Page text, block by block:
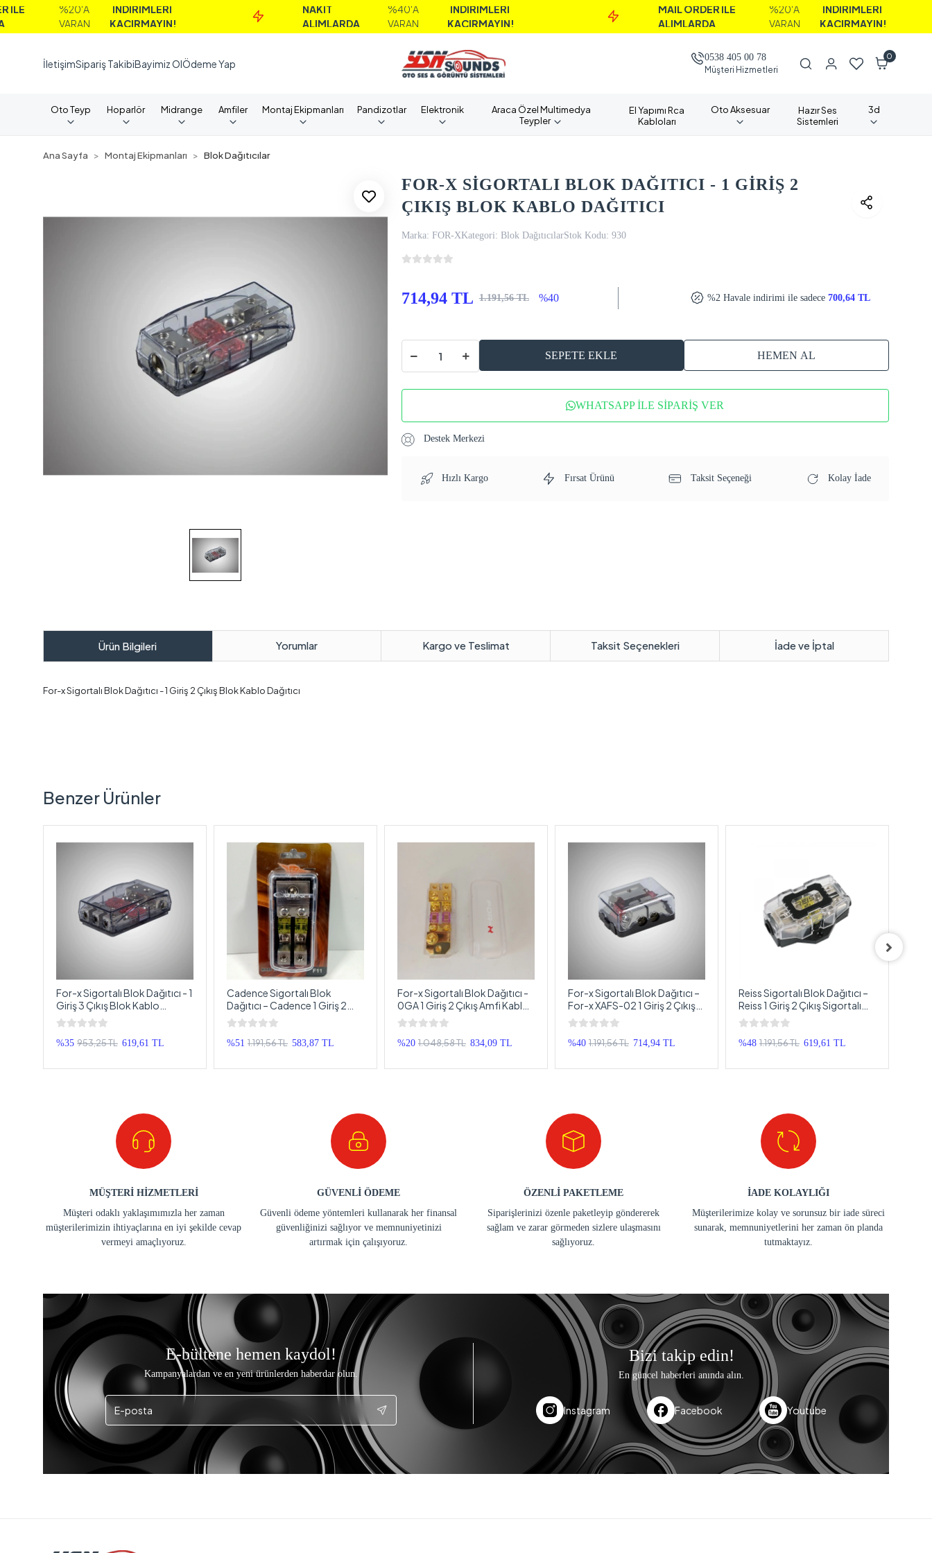
%20'A
İNDİRİMLERİ
KAÇIRMAYIN!
ALIMLARDA
VARAN
İNDİRİMLERİ
KAÇIRMAYIN!
MAİL ORDER İLE
ALIMLARDA
%20'A
İNDİRİMLERİ
KAÇIRMAYIN!
İletişimSipariş TakibiBayimiz OlÖdeme Yap
0538 405 00 78
Müşteri Hizmetleri
0
Oto Teyp Hoparlör Midrange Amfiler Montaj Ekipmanları Pandizotlar Elektronik
Araca Özel Multimedya
Teypler
El Yapımı Rca
Kabloları
Oto Aksesuar
Hazır Ses
Sistemleri
3d
Ana Sayfa Montaj Ekipmanları Blok Dağıtıcılar
FOR-X SİGORTALI BLOK DAĞITICI - 1 GİRİŞ 2
ÇIKIŞ BLOK KABLO DAĞITICI
Marka: FOR-XKategori: Blok DağıtıcılarStok Kodu: 930
714,94 TL 1.191,56 TL %40 %2 Havale indirimi ile sadece700,64 TL
SEPETE EKLE HEMEN AL
WHATSAPP İLE SİPARİŞ VER
Destek Merkezi
Hızlı Kargo Fırsat Ürünü Taksit Seçeneği Kolay İade
Ürün Bilgileri Yorumlar Kargo ve Teslimat Taksit Seçenekleri İade ve İptal
For-x Sigortalı Blok Dağıtıcı - 1 Giriş 2 Çıkış Blok Kablo Dağıtıcı
Benzer Ürünler
For-x Sigortalı Blok Dağıtıcı - 1
Giriş 3 Çıkış Blok Kablo
Dağıtıcı
%35 953,25 TL 619,61 TL
Cadence Sigortalı Blok
Dağıtıcı – Cadence 1 Giriş 2
Çıkış Blok Kablo Dağıtıcı
%51 1.191,56 TL 583,87 TL
For-x Sigortalı Blok Dağıtıcı -
0GA 1 Giriş 2 Çıkış Amfi Kablo
Dağıtıcı Blok
%20 1.048,58 TL 834,09 TL
For-x Sigortalı Blok Dağıtıcı –
For-x XAFS-02 1 Giriş 2 Çıkış
Blok Kablo Dağıtıcı
%40 1.191,56 TL 714,94 TL
Reiss Sigortalı Blok Dağıtıcı –
Reiss 1 Giriş 2 Çıkış Sigortalı
Kablo Dağıtıcı Blok
%48 1.191,56 TL 619,61 TL
MÜŞTERİ HİZMETLERİ
Müşteri odaklı yaklaşımımızla her zaman
müşterilerimizin ihtiyaçlarına en iyi şekilde cevap
vermeyi amaçlıyoruz.
GÜVENLİ ÖDEME
Güvenli ödeme yöntemleri kullanarak her finansal
güvenliğinizi sağlıyor ve memnuniyetinizi
artırmak için çalışıyoruz.
ÖZENLİ PAKETLEME
Siparişlerinizi özenle paketleyip göndererek
sağlam ve zarar görmeden sizlere ulaşmasını
sağlıyoruz.
İADE KOLAYLIĞI
Müşterilerimize kolay ve sorunsuz bir iade süreci
sunarak, memnuniyetlerini her zaman ön planda
tutmaktayız.
E-bültene hemen kaydol!
Kampanyalardan ve en yeni ürünlerden haberdar olun.
Bizi takip edin!
En güncel haberleri anında alın.
Instagram Facebook Youtube